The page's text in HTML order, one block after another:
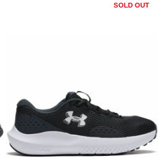
SOLD OUT